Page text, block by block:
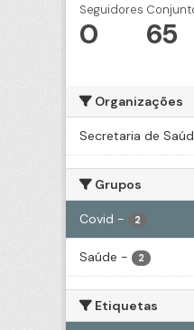
Seguidores
0 65
Organizações
Secretaria de
Grupos
Covid - 2
Saúde - 2
Etiquetas